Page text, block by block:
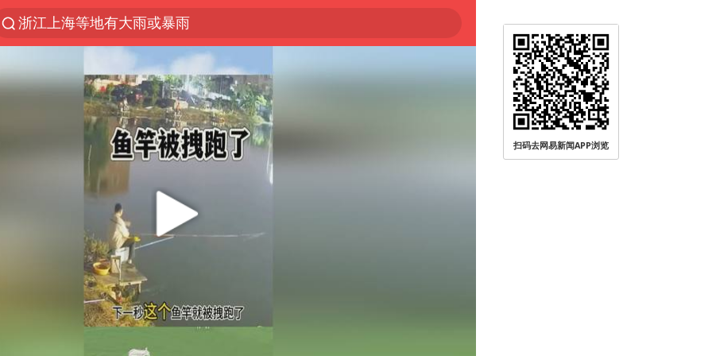
浙江上海等地有大雨或暴雨
光影经济撬动暑期消费新蓝海
《欢迎来龙餐馆》口碑
情侣福建平潭拍日出时坠崖
西湖突现狂风暴雨 游客瞬间被浇透
“不怕六爷挂得多 就怕六爷挂一颗”
视频丨中国东方电气集团原党组副书记、董事宋致远被查
杭州全市有序停课
直击东北超：哈尔滨vs通辽
香港宏福苑火灾或由烟头引起
白海豚将正面袭击贯穿浙江
扫码去网易新闻APP浏览